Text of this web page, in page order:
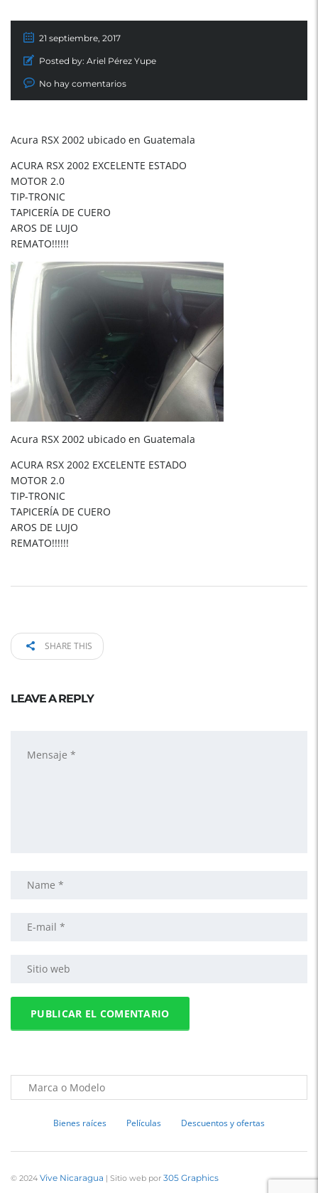
21 septiembre, 2017
Posted by: Ariel Pérez Yupe
No hay comentarios
Acura RSX 2002 ubicado en Guatemala
ACURA RSX 2002 EXCELENTE ESTADO
MOTOR 2.0
TIP-TRONIC
TAPICERÍA DE CUERO
AROS DE LUJO
REMATO!!!!!!
Acura RSX 2002 ubicado en Guatemala
ACURA RSX 2002 EXCELENTE ESTADO
MOTOR 2.0
TIP-TRONIC
TAPICERÍA DE CUERO
AROS DE LUJO
REMATO!!!!!!
SHARE THIS
LEAVE A REPLY
Bienes raíces Películas Descuentos y ofertas
© 2024 Vive Nicaragua | Sitio web por 305 Graphics